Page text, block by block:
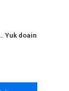
Yuk doain